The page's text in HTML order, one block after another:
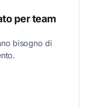
per team
bisogno di